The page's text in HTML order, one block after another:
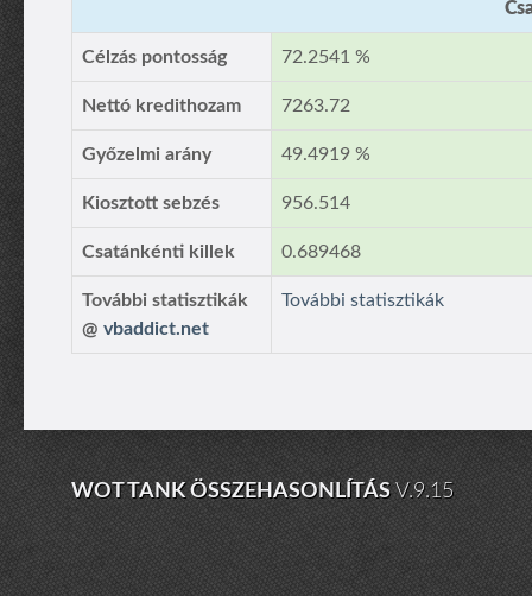
Célzás pontosság 72.2541 %
Nettó kredithozam 7263.72
Győzelmi arány 49.4919 %
Kiosztott sebzés 956.514
Csatánkénti killek 0.689468
További statisztikák
@ vbaddict.net
További statisztikák
WOT TANK ÖSSZEHASONLÍTÁSV.9.15